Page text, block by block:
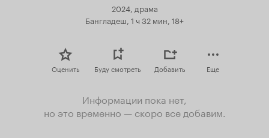
2024, драма
Бангладеш, 1 ч 32 мин, 18+
Оценить Буду смотреть Добавить Еще
Информации пока нет,
но это временно — скоро все добавим.